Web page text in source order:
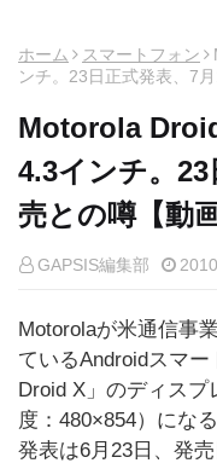
ホーム スマートフォン
ンチ。23日正式発表、7
Motorola
4.3インチ。23
売との噂【動
GAPSIS編集部
Motorolaが米通信事
ているAndroidスマ
Droid X」のディス
度：480×854）にな
発表は6月23日、発